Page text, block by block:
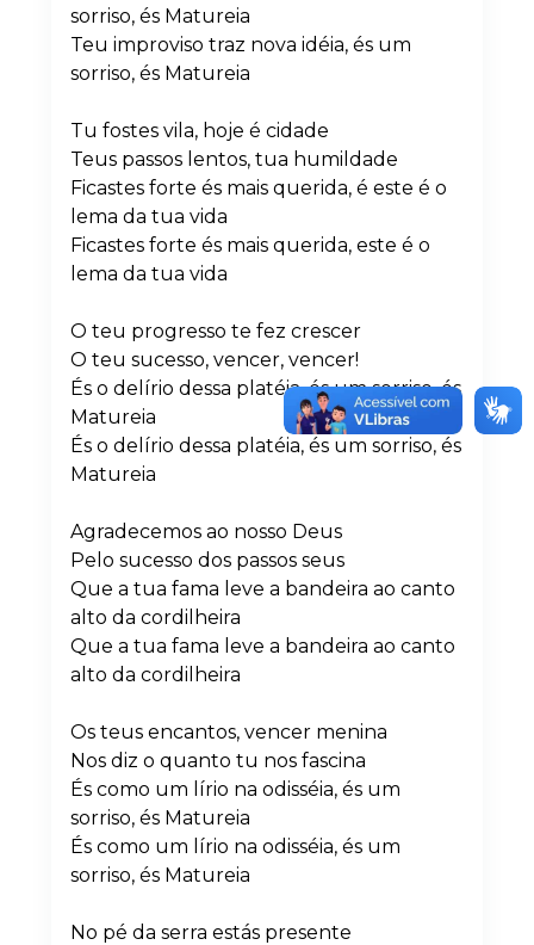
sorriso, és Matureia
Teu improviso traz nova idéia, és um
sorriso, és Matureia
Tu fostes vila, hoje é cidade
Teus passos lentos, tua humildade
Ficastes forte és mais querida, é este é o
lema da tua vida
Ficastes forte és mais querida, este é o
lema da tua vida
O teu progresso te fez crescer
O teu sucesso, vencer, vencer!
És o delírio dessa platéia, és um sorriso, és
Matureia
És o delírio dessa platéia, és um sorriso, és
Matureia
Agradecemos ao nosso Deus
Pelo sucesso dos passos seus
Que a tua fama leve a bandeira ao canto
alto da cordilheira
Que a tua fama leve a bandeira ao canto
alto da cordilheira
Os teus encantos, vencer menina
Nos diz o quanto tu nos fascina
És como um lírio na odisséia, és um
sorriso, és Matureia
És como um lírio na odisséia, és um
sorriso, és Matureia
No pé da serra estás presente